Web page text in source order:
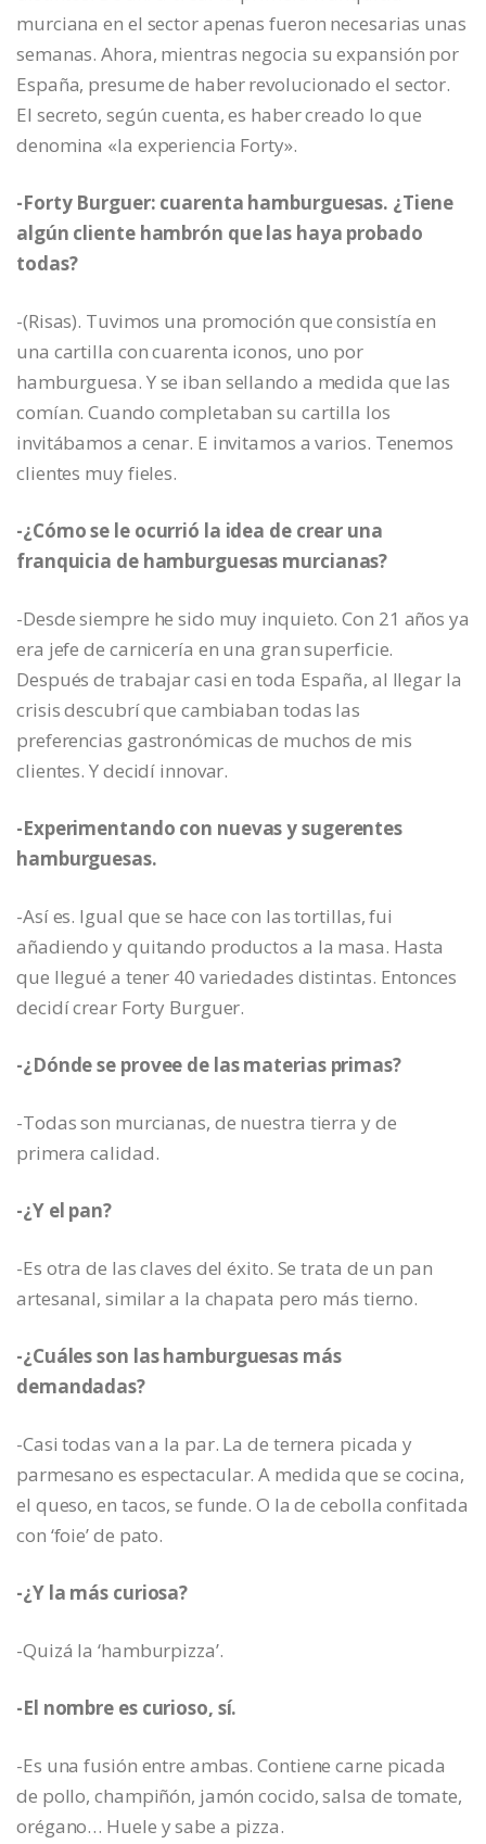
murciana en el sector apenas fueron necesarias unas
semanas. Ahora, mientras negocia su expansión por
España, presume de haber revolucionado el sector.
El secreto, según cuenta, es haber creado lo que
denomina «la experiencia Forty».
-Forty Burguer: cuarenta hamburguesas. ¿Tiene
algún cliente hambrón que las haya probado
todas?
-(Risas). Tuvimos una promoción que consistía en
una cartilla con cuarenta iconos, uno por
hamburguesa. Y se iban sellando a medida que las
comían. Cuando completaban su cartilla los
invitábamos a cenar. E invitamos a varios. Tenemos
clientes muy fieles.
-¿Cómo se le ocurrió la idea de crear una
franquicia de hamburguesas murcianas?
-Desde siempre he sido muy inquieto. Con 21 años ya
era jefe de carnicería en una gran superficie.
Después de trabajar casi en toda España, al llegar la
crisis descubrí que cambiaban todas las
preferencias gastronómicas de muchos de mis
clientes. Y decidí innovar.
-Experimentando con nuevas y sugerentes
hamburguesas.
-Así es. Igual que se hace con las tortillas, fui
añadiendo y quitando productos a la masa. Hasta
que llegué a tener 40 variedades distintas. Entonces
decidí crear Forty Burguer.
-¿Dónde se provee de las materias primas?
-Todas son murcianas, de nuestra tierra y de
primera calidad.
-¿Y el pan?
-Es otra de las claves del éxito. Se trata de un pan
artesanal, similar a la chapata pero más tierno.
-¿Cuáles son las hamburguesas más
demandadas?
-Casi todas van a la par. La de ternera picada y
parmesano es espectacular. A medida que se cocina,
el queso, en tacos, se funde. O la de cebolla confitada
con ‘foie’ de pato.
-¿Y la más curiosa?
-Quizá la ‘hamburpizza’.
-El nombre es curioso, sí.
-Es una fusión entre ambas. Contiene carne picada
de pollo, champiñón, jamón cocido, salsa de tomate,
orégano… Huele y sabe a pizza.